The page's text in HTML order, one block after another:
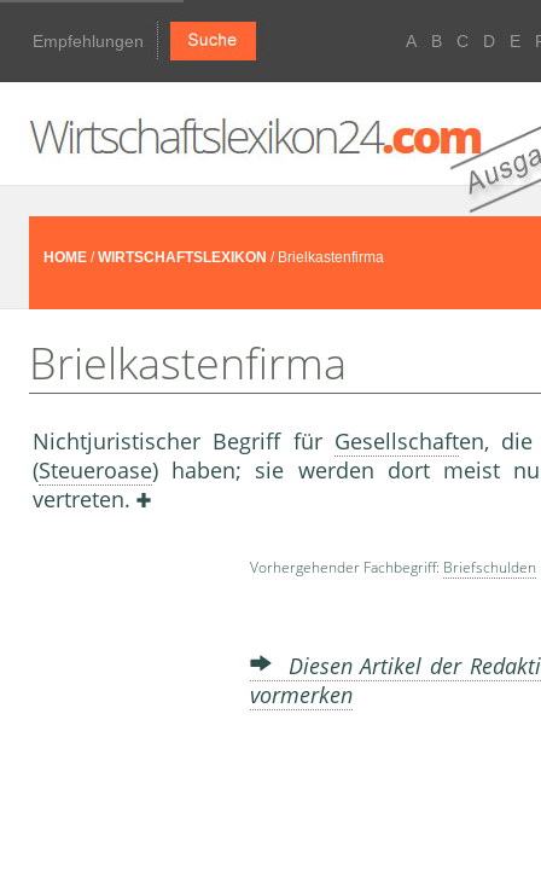
Empfehlungen A B C D E
HOME /WIRTSCHAFTSLEXIKON / Brielkastenfirma
Brielkastenfirma
Nichtjuristischer Begriff für Gesellschaften,
(Steueroase) haben; sie werden dort meist
vertreten.
Vorhergehender Fachbegriff: Briefschulden
Diesen Artikel der
vormerken